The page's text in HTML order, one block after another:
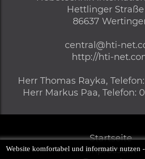
Hettlinger Straße
86637
central@hti-
http://hti-
Herr Thomas Rayka, Telefon:
Herr Markus Paa, Telefon:
Startseite
Impressum
Website komfortabel und informativ nutzen